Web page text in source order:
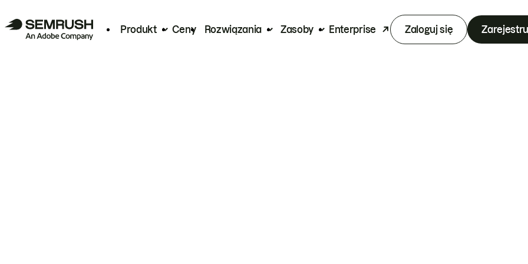
Produkt Ceny Rozwiązania Zasoby Enterprise Zaloguj się